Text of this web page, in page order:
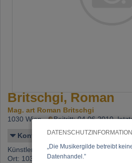
„Die Musikergilde betreibt
Datenhandel.”
Britschgi, Roman
Mag. art Roman Britschgi
1030 Wien,
Beitritt: 04.06.2010,
Kontakt
Künstlername: Britschgi, Roman
Ort: 1030 Wien